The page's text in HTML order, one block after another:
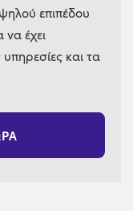
επιπέδου
έχει
και τα